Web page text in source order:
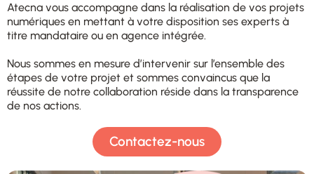
Atecna vous accompagne dans la réalisation de vos projets
numériques en mettant à votre disposition ses experts à
titre mandataire ou en agence intégrée.
Nous sommes en mesure d’intervenir sur l’ensemble des
étapes de votre projet et sommes convaincus que la
réussite de notre collaboration réside dans la transparence
de nos actions.
Contactez-nous